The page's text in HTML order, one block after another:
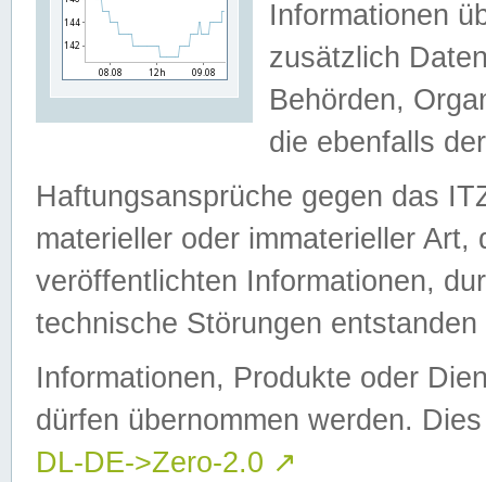
Informationen
zusätzlich
Behörden,
die ebenfalls
Haftungsansprüche gegen das
materieller oder immaterieller
veröffentlichten Informationen,
technische Störungen
Informationen, Produkte oder
dürfen übernommen werden.
DL-DE->Zero-2.0 ↗